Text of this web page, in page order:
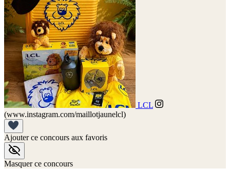
LCL
(www.instagram.com/maillotjaunelcl)
Ajouter ce concours aux favoris
Masquer ce concours